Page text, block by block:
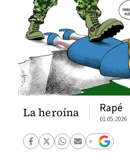
La heroína Rapé
01.05.2026